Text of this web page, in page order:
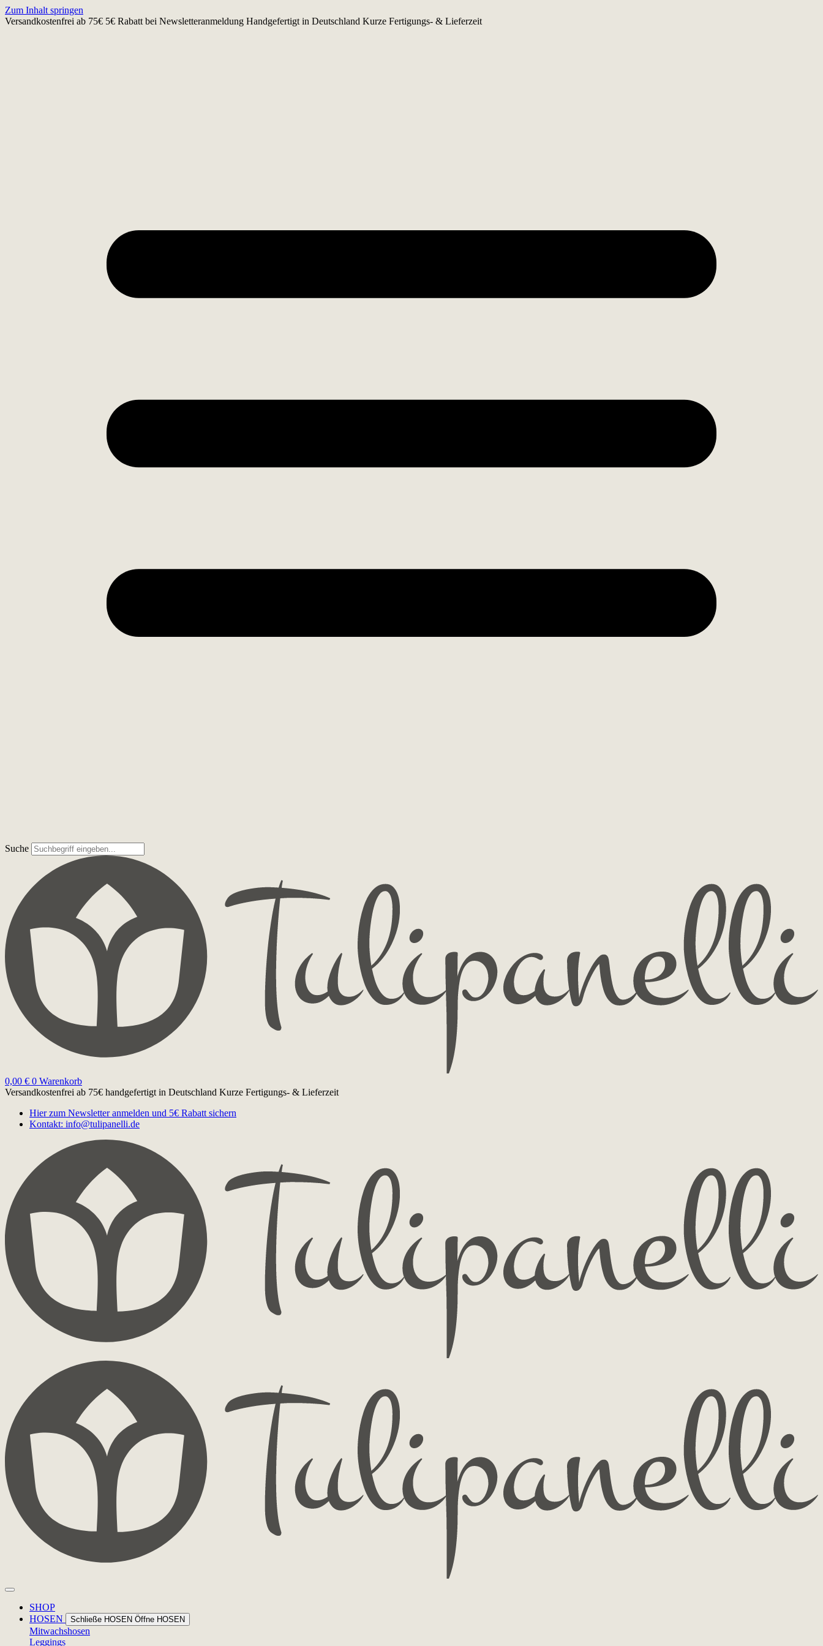
Zum Inhalt springen
Versandkostenfrei ab 75€ 5€ Rabatt bei Newsletteranmeldung Handgefertigt in Deutschland Kurze Fertigungs- & Lieferzeit
Suche
0,00 € 0 Warenkorb
Versandkostenfrei ab 75€ handgefertigt in Deutschland Kurze Fertigungs- & Lieferzeit
Hier zum Newsletter anmelden und 5€ Rabatt sichern
Kontakt: info@tulipanelli.de
SHOP
HOSEN
Schließe HOSEN Öffne HOSEN
Mitwachshosen
Leggings